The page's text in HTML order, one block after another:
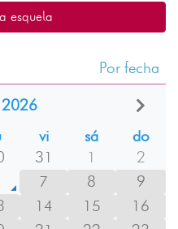
esquela
Por fecha
vi sá
do
31 1
2
7 8
9
14 15
16